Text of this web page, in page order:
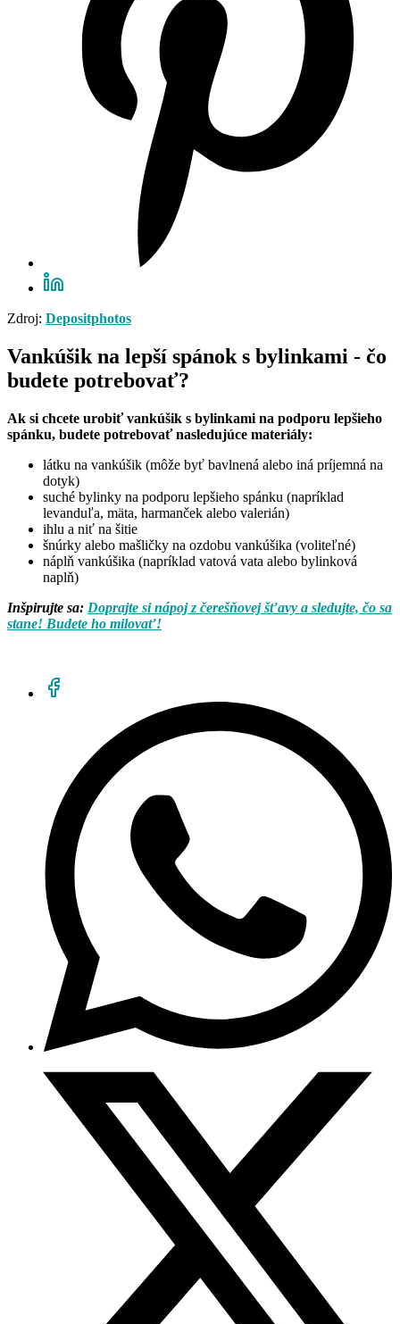
Zdroj: Depositphotos
Vankúšik na lepší spánok s bylinkami - čo
budete potrebovať?
Ak si chcete urobiť vankúšik s bylinkami na podporu lepšieho
spánku, budete potrebovať nasledujúce materiály:
látku na vankúšik (môže byť bavlnená alebo iná príjemná na
dotyk)
suché bylinky na podporu lepšieho spánku (napríklad
levanduľa, mäta, harmanček alebo valerián)
ihlu a niť na šitie
šnúrky alebo mašličky na ozdobu vankúšika (voliteľné)
náplň vankúšika (napríklad vatová vata alebo bylinková
naplň)
Inšpirujte sa: Doprajte si nápoj z čerešňovej šťavy a sledujte, čo sa
stane! Budete ho milovať!